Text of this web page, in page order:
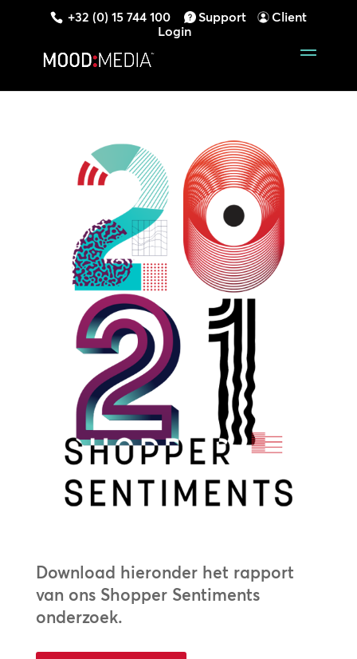
+32 (0) 15 744 100 Support
Client
Login
Download hieronder het rapport
van ons Shopper Sentiments
onderzoek.